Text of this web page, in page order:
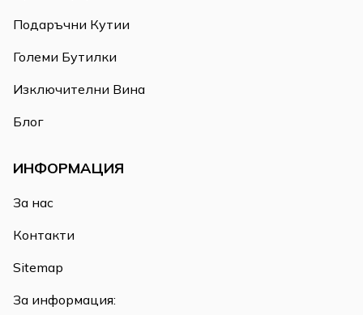
Подаръчни Кутии
Големи Бутилки
Изключителни Вина
Блог
ИНФОРМАЦИЯ
За нас
Контакти
Sitemap
За информация: